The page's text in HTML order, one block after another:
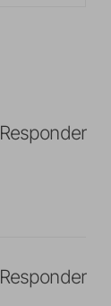
Responder
Responder